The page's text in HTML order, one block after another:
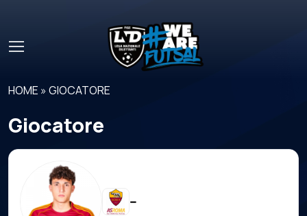
HOME »GIOCATORE
Giocatore
--